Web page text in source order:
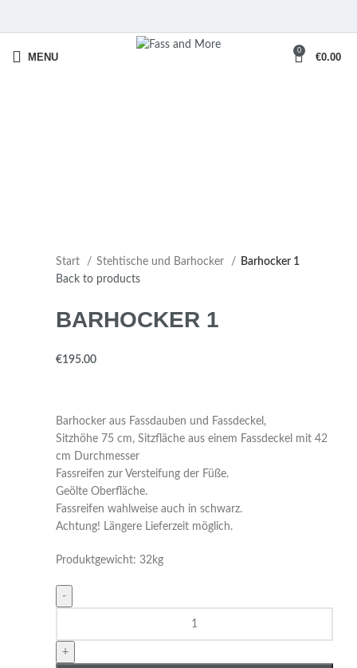
MENU 0 €0.00
Start Stehtische und Barhocker
Barhocker 1
Back to products
BARHOCKER 1
€
Barhocker aus Fassdauben und Fassdeckel,
Sitzhöhe 75 cm, Sitzfläche aus einem Fassdeckel mit 42
cm Durchmesser
Fassreifen zur Versteifung der Füße.
Geölte Oberfläche.
Fassreifen wahlweise auch in schwarz.
Achtung! Längere Lieferzeit möglich.
Produktgewicht: 32kg